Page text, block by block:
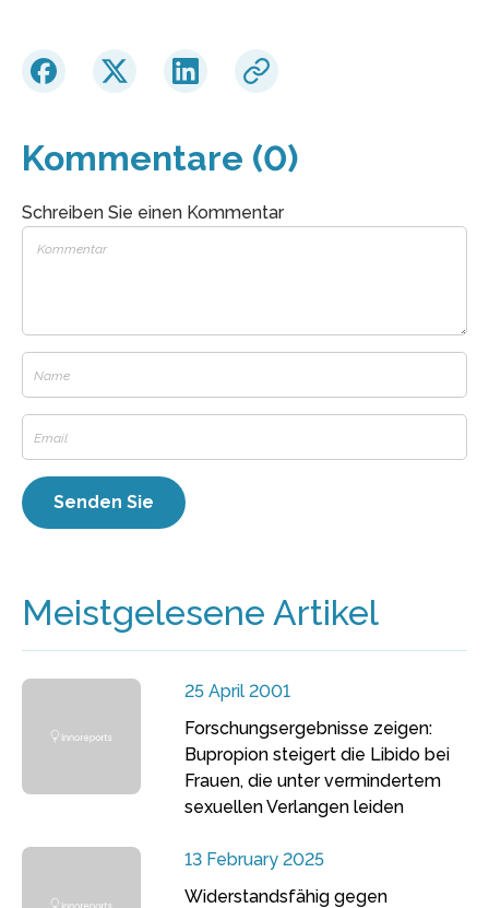
Kommentare (0)
Schreiben Sie einen Kommentar
Meistgelesene Artikel
25 April 2001
Forschungsergebnisse zeigen:
Bupropion steigert die Libido bei
Frauen, die unter vermindertem
sexuellen Verlangen leiden
13 February 2025
Widerstandsfähig gegen